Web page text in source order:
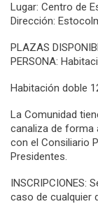
Lugar: Centro de
Dirección:
PLAZAS
PERSONA:
Habitación doble
La Comunidad
canaliza de forma
con el Consiliario
Presidentes.
INSCRIPCIONES:
caso de cualquier